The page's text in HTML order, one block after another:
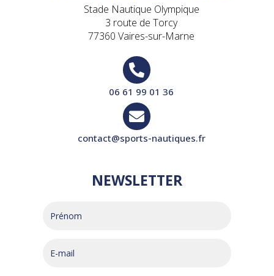
Stade Nautique Olympique
3 route de Torcy
77360 Vaires-sur-Marne

06 61 99 01 36

contact@sports-nautiques.fr
NEWSLETTER